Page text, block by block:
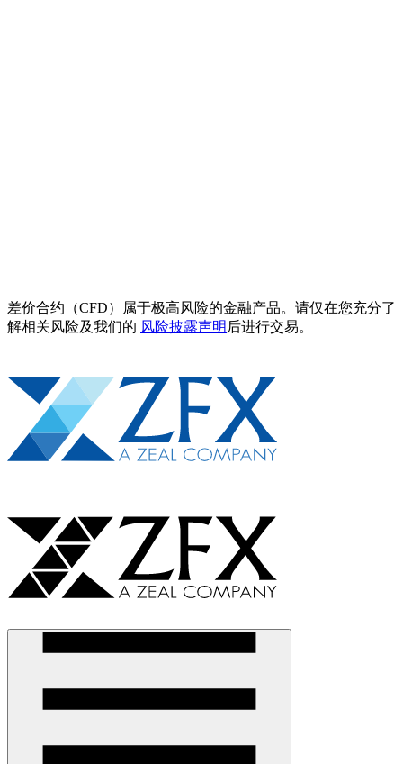
差价合约（CFD）属于极高风险的金融产品。请仅在您充分了
解相关风险及我们的 风险披露声明 后进行交易。